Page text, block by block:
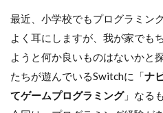
最近、小学校でもプログラミン
よく耳にしますが、我が家でも
ようと何か良いものはないかと
たちが遊んでいるSwitchに「ナ
てゲームプログラミング」なる